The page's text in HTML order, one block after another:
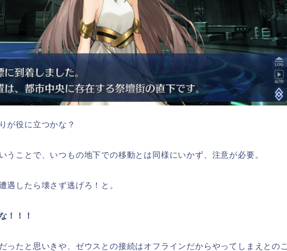
が役に立つかな？
うことで、いつもの地下での移動とは同様にいかず、注意が必要。
遇したら壊さず逃げろ！と。
！！！
ったと思いきや、ゼウスとの接続はオフラインだからやってしまえとのこ